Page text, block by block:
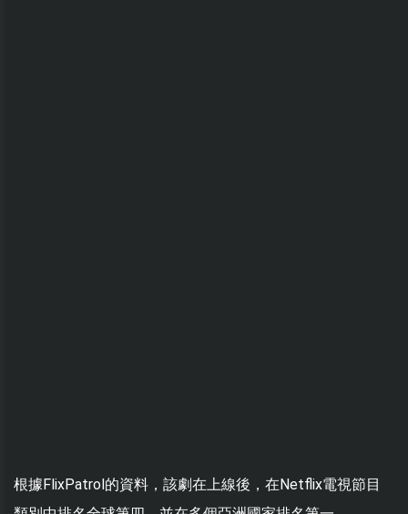
根據FlixPatrol的資料，該劇在上線後，在Netflix電視節目